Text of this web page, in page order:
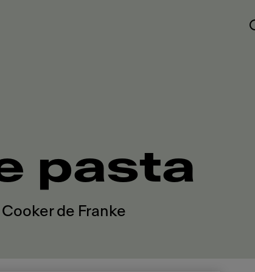
pasta
de Franke